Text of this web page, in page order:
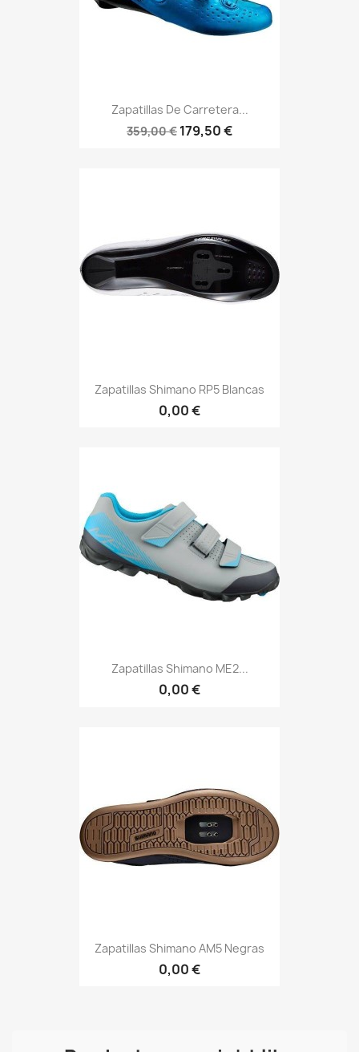
Zapatillas De Carretera...
359,00 € 179,50 €
Zapatillas Shimano RP5 Blancas
0,00 €
Zapatillas Shimano ME2...
0,00 €
Zapatillas Shimano AM5 Negras
0,00 €